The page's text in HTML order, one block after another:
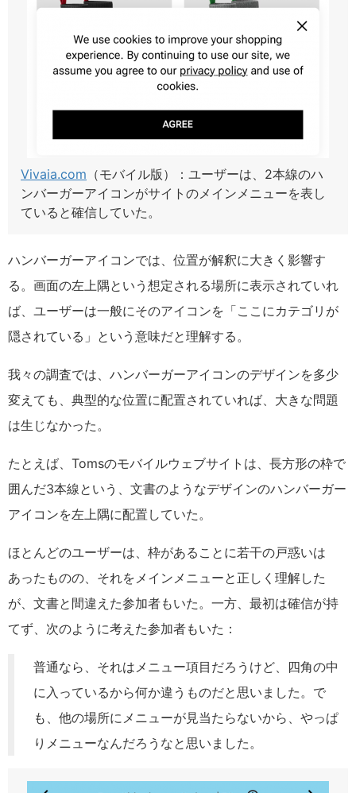
Vivaia.com （モバイル版）：ユーザーは、2本線のハ
ンバーガーアイコンがサイトのメインメニューを表し
ていると確信していた。
ハンバーガーアイコンでは、位置が解釈に大きく影響す
る。画面の左上隅という想定される場所に表示されていれ
ば、ユーザーは一般にそのアイコンを「ここにカテゴリが
隠されている」という意味だと理解する。
我々の調査では、ハンバーガーアイコンのデザインを多少
変えても、典型的な位置に配置されていれば、大きな問題
は生じなかった。
たとえば、Tomsのモバイルウェブサイトは、長方形の枠で
囲んだ3本線という、文書のようなデザインのハンバーガー
アイコンを左上隅に配置していた。
ほとんどのユーザーは、枠があることに若干の戸惑いは
あったものの、それをメインメニューと正しく理解した
が、文書と間違えた参加者もいた。一方、最初は確信が持
てず、次のように考えた参加者もいた：
普通なら、それはメニュー項目だろうけど、四角の中
に入っているから何か違うものだと思いました。で
も、他の場所にメニューが見当たらないから、やっぱ
りメニューなんだろうなと思いました。